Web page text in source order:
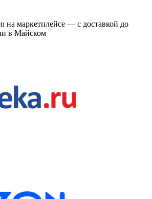
на маркетплейсе — с доставкой до
в Майском